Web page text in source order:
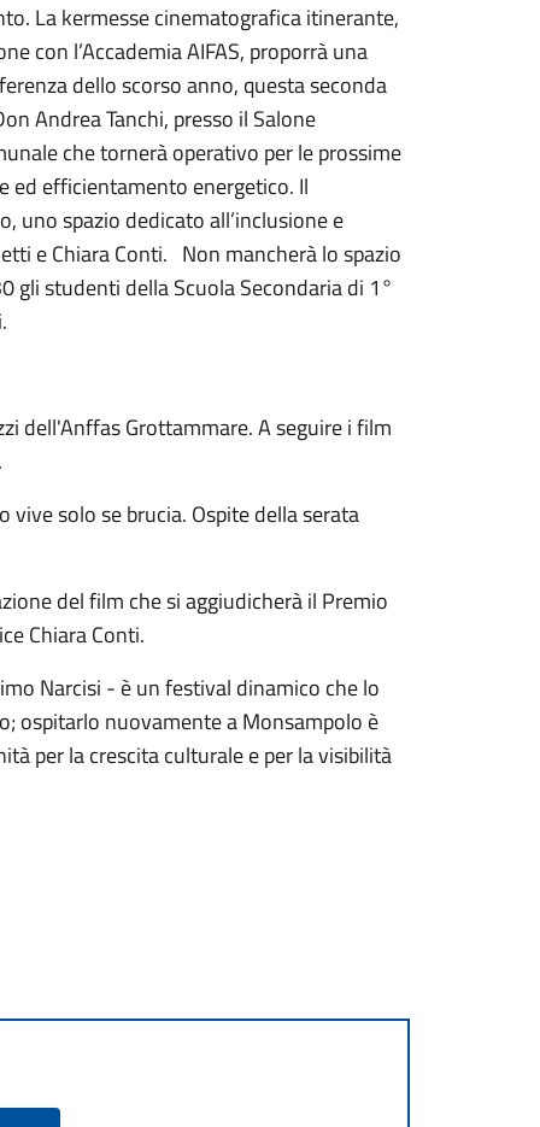
La kermesse cinematografica itinerante,
con l’Accademia AIFAS, proporrà una
dello scorso anno, questa seconda
Andrea Tanchi, presso il Salone
che tornerà operativo per le prossime
efficientamento energetico. Il
uno spazio dedicato all’inclusione e
e Chiara Conti. Non mancherà lo spazio
gli studenti della Scuola Secondaria di 1°
dell'Anffas Grottammare. A seguire i film
solo se brucia. Ospite della serata
del film che si aggiudicherà il Premio
Chiara Conti.
Narcisi - è un festival dinamico che lo
ospitarlo nuovamente a Monsampolo è
per la crescita culturale e per la visibilità